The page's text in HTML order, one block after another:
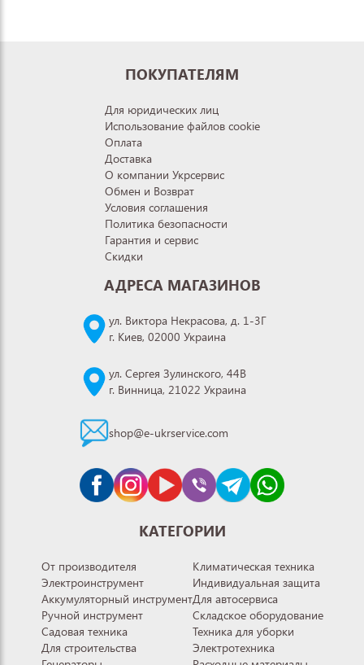
ПОКУПАТЕЛЯМ
Для юридических лиц
Использование файлов cookie
Оплата
Доставка
О компании Укрсервис
Обмен и Возврат
Условия соглашения
Политика безопасности
Гарантия и сервис
Скидки
АДРЕСА МАГАЗИНОВ
ул. Виктора Некрасова, д. 1-3Г
г. Киев, 02000 Украина
ул. Сергея Зулинского, 44В
г. Винница, 21022 Украина
shop@e-ukrservice.com
КАТЕГОРИИ
От производителя
Электроинструмент
Аккумуляторный инструмент
Ручной инструмент
Садовая техника
Для строительства
Климатическая техника
Индивидуальная защита
Для автосервиса
Складское оборудование
Техника для уборки
Электротехника